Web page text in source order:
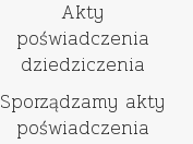
Akty
poświadczenia
dziedziczenia
Sporządzamy akty
poświadczenia